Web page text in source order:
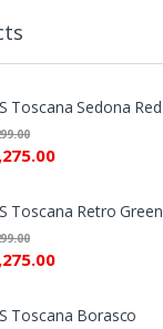
Toscana Sedona Red
Toscana Retro Green
Toscana Borasco